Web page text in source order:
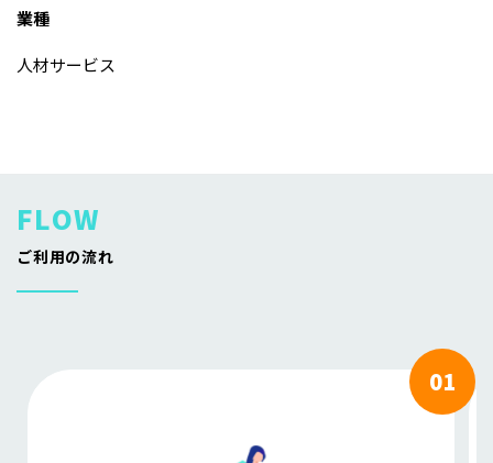
業種
人材サービス
ご利用の流れ